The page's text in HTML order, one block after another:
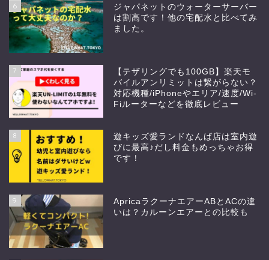
6
ジャパネットのウォーターサーバー
は割高です！他の宅配水と比べてみ
ました。
7
【テザリングでも100GB】楽天モ
バイルアンリミットは繋がらない？
対応機種/iPhoneやエリア/速度/Wi-
Fiルーターなどを徹底レビュー
8
遊キッズ愛ランドなんば店は室内遊
びに最高♪だし料金もめっちゃお得
です！
9
ApricaラクーナエアーABとACの違
いは？カルーンエアーとの比較も